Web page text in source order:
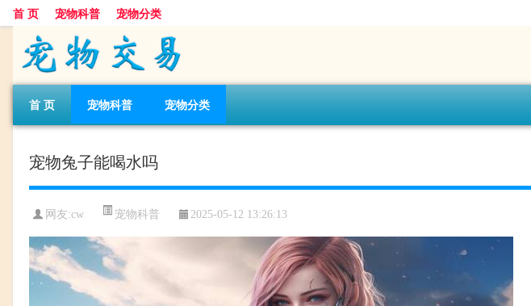
首 页 宠物科普 宠物分类
首 页 宠物科普 宠物分类
宠物兔子能喝水吗
网友:cw 宠物科普 2025-05-12 13:26:13